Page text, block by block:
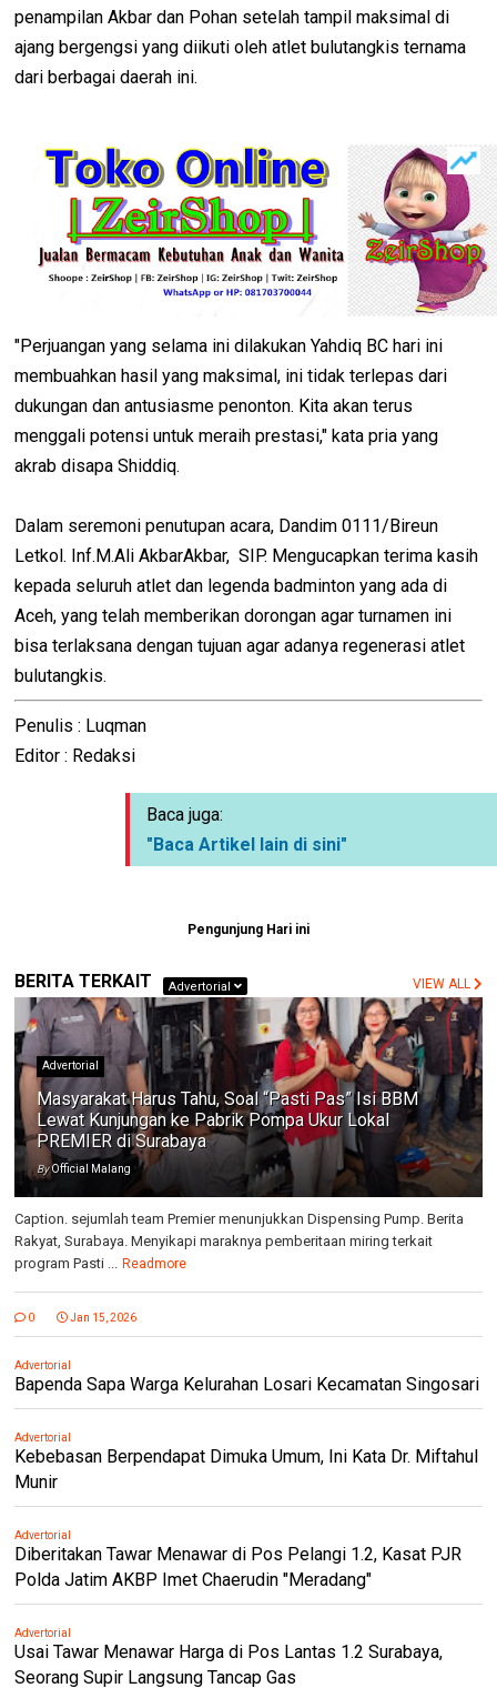
penampilan Akbar dan Pohan setelah tampil maksimal di
ajang bergengsi yang diikuti oleh atlet bulutangkis ternama
dari berbagai daerah ini.
"Perjuangan yang selama ini dilakukan Yahdiq BC hari ini
membuahkan hasil yang maksimal, ini tidak terlepas dari
dukungan dan antusiasme penonton. Kita akan terus
menggali potensi untuk meraih prestasi," kata pria yang
akrab disapa Shiddiq.
Dalam seremoni penutupan acara, Dandim 0111/Bireun
Letkol. Inf.M.Ali AkbarAkbar, SIP. Mengucapkan terima kasih
kepada seluruh atlet dan legenda badminton yang ada di
Aceh, yang telah memberikan dorongan agar turnamen ini
bisa terlaksana dengan tujuan agar adanya regenerasi atlet
bulutangkis.
Penulis : Luqman
Editor : Redaksi
Baca juga:
"Baca Artikel lain di sini"
Pengunjung Hari ini
BERITA TERKAIT Advertorial VIEW ALL
Advertorial
Masyarakat Harus Tahu, Soal “Pasti Pas” Isi BBM
Lewat Kunjungan ke Pabrik Pompa Ukur Lokal
PREMIER di Surabaya
ByOfficial Malang
Caption. sejumlah team Premier menunjukkan Dispensing Pump. Berita
Rakyat, Surabaya. Menyikapi maraknya pemberitaan miring terkait
program Pasti ...
Readmore
0 Jan 15, 2026
Advertorial
Bapenda Sapa Warga Kelurahan Losari Kecamatan Singosari
Advertorial
Kebebasan Berpendapat Dimuka Umum, Ini Kata Dr. Miftahul
Munir
Advertorial
Diberitakan Tawar Menawar di Pos Pelangi 1.2, Kasat PJR
Polda Jatim AKBP Imet Chaerudin "Meradang"
Advertorial
Usai Tawar Menawar Harga di Pos Lantas 1.2 Surabaya,
Seorang Supir Langsung Tancap Gas